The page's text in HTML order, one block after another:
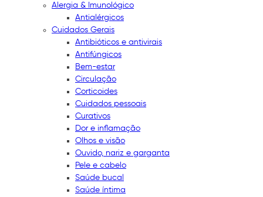
Alergia & Imunológico
Antialérgicos
Cuidados Gerais
Antibióticos e antivirais
Antifúngicos
Bem-estar
Circulação
Corticoides
Cuidados pessoais
Curativos
Dor e inflamação
Olhos e visão
Ouvido, nariz e garganta
Pele e cabelo
Saúde bucal
Saúde íntima